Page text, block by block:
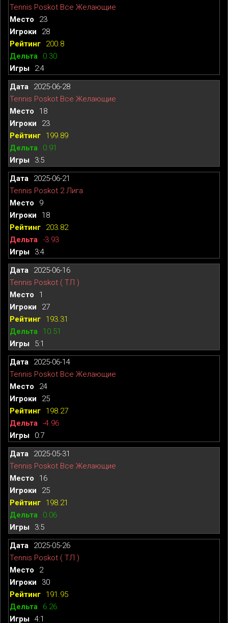
Tennis Poskot Все Желающие
23
28
200.8
0.30
2:4
2025-06-28
Tennis Poskot Все Желающие
18
23
199.89
0.91
3:5
2025-06-21
Tennis Poskot 2 Лига
9
18
203.82
-3.93
3:4
2025-06-16
Tennis Poskot ( ТЛ )
1
27
193.31
10.51
5:1
2025-06-14
Tennis Poskot Все Желающие
24
25
198.27
-4.96
0:7
2025-05-31
Tennis Poskot Все Желающие
16
25
198.21
0.06
3:5
2025-05-26
Tennis Poskot ( ТЛ )
2
30
191.95
6.26
4:1